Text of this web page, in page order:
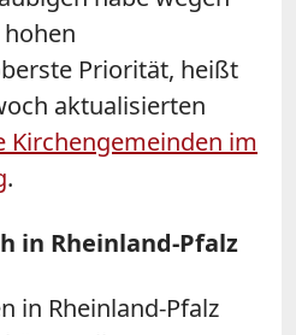
Priorität, heißt
aktualisierten
Kirchengemeinden im
.
in Rheinland-Pfalz
in Rheinland-Pfalz